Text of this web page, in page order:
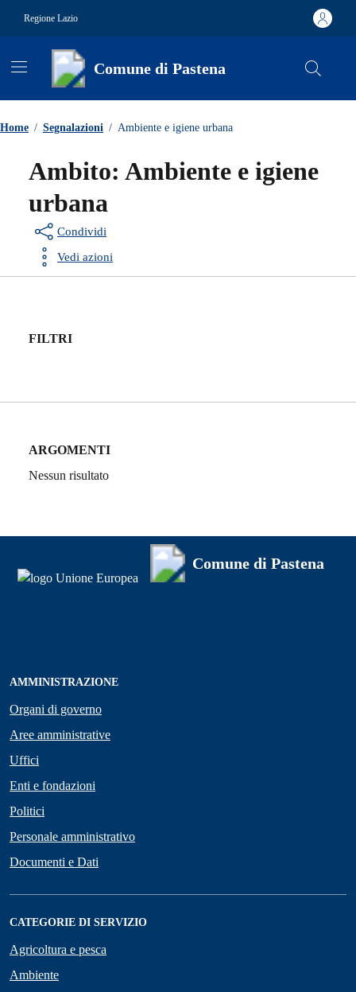
Regione Lazio
Comune di Pastena
Home / Segnalazioni / Ambiente e igiene urbana
Ambito: Ambiente e igiene
urbana
Condividi
Vedi azioni
FILTRI
ARGOMENTI
Nessun risultato
Comune di Pastena
AMMINISTRAZIONE
Organi di governo
Aree amministrative
Uffici
Enti e fondazioni
Politici
Personale amministrativo
Documenti e Dati
CATEGORIE DI SERVIZIO
Agricoltura e pesca
Ambiente